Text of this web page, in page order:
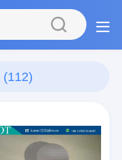
(112)